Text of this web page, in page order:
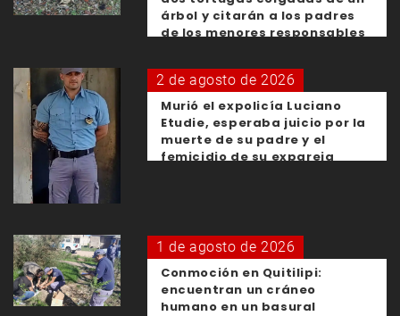
árbol y citarán a los padres
de los menores responsables
2 de agosto de 2026
Murió el expolicía Luciano
Etudie, esperaba juicio por la
muerte de su padre y el
femicidio de su expareja
1 de agosto de 2026
Conmoción en Quitilipi:
encuentran un cráneo
humano en un basural